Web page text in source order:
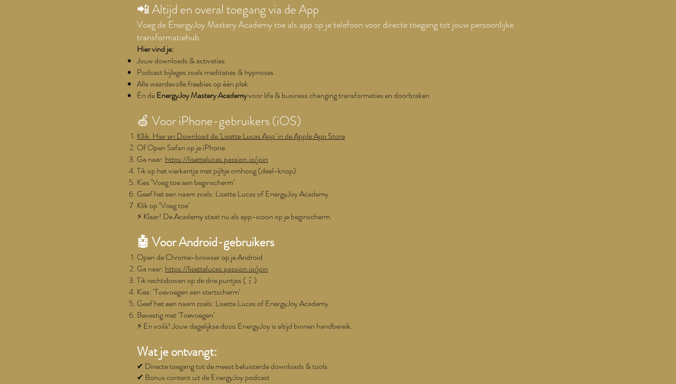
📲 Altijd en overal toegang via de App
Voeg de EnergyJoy Mastery Academy toe als app op je telefoon voor directe toegang tot jouw persoonlijke
transformatiehub.
Hier vind je:
Jouw downloads & activaties
Podcast bijlages zoals meditaties & hypnoses
Alle waardevolle freebies op één plek
Én deEnergyJoy Mastery Academyvoor life & business changing transformaties en doorbraken
🍏 Voor iPhone-gebruikers (iOS)
Kllik Hier en Download de 'Lisette Lucas App' in de Apple App Store
Of Open Safari op je iPhone
Ga naar: https://lisettelucas.passion.io/join
Tik op het vierkantje met pijltje omhoog (deel-knop)
Kies ‘Voeg toe aan beginscherm’
Geef het een naam zoals: Lisette Lucas of EnergyJoy Academy
Klik op ‘Voeg toe’
⚡️ Klaar! De Academy staat nu als app-icoon op je beginscherm.
🤖 Voor Android-gebruikers
Open de Chrome-browser op je Android
Ga naar: https://lisettelucas.passion.io/join
Tik rechtsboven op de drie puntjes (⋮)
Kies: ‘Toevoegen aan startscherm’
Geef het een naam zoals: Lisette Lucas of EnergyJoy Academy
Bevestig met ‘Toevoegen’
⚡️ En voilà! Jouw dagelijkse dosis EnergyJoy is altijd binnen handbereik.
Wat je ontvangt:
✔ Directe toegang tot de meest beluisterde downloads & tools
✔ Bonus content uit de EnergyJoy podcast